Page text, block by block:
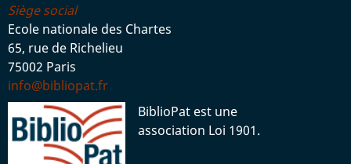
Siège social
Ecole nationale des Chartes
65, rue de Richelieu
75002 Paris
info@bibliopat.fr
BiblioPat est une
association Loi 1901.